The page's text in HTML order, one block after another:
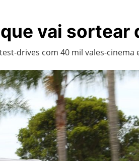
vai sortear
drives com 40 mil vales-